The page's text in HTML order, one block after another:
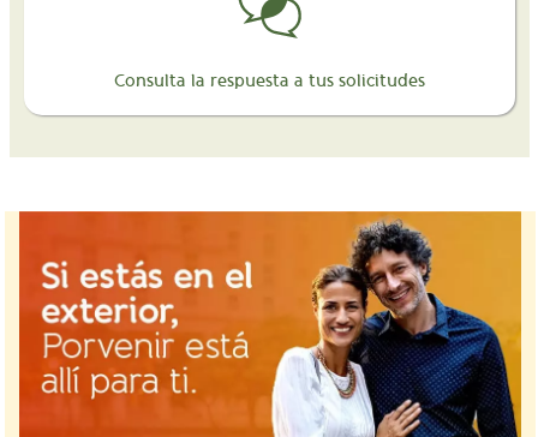
Consulta la respuesta a tus solicitudes